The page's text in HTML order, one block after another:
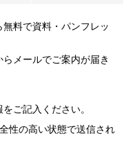
料で資料・パンフレッ
メールでご案内が届き
ご記入ください。
性の高い状態で送信され